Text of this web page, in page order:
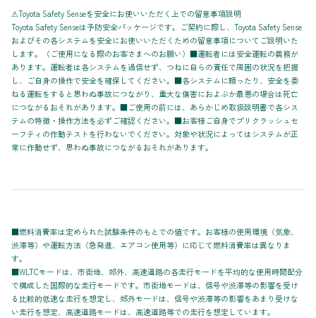
⚠Toyota Safety Senseを安全にお使いいただく上での留意事項説明
Toyota Safety Senseは予防安全パッケージです。ご契約に際し、Toyota Safety Sense
およびその各システムを安全にお使いいただくための留意事項についてご説明いた
します。（ご使用になる際のお客さまへのお願い）■運転者には安全運転の義務が
あります。運転者は各システムを過信せず、つねに自らの責任で周囲の状況を把握
し、ご自身の操作で安全を確保してください。■各システムに頼ったり、安全を委
ねる運転をすると思わぬ事故につながり、重大な傷害におよぶか最悪の場合は死亡
につながるおそれがあります。■ご使用の前には、あらかじめ取扱説明書で各シス
テムの特徴・操作方法を必ずご確認ください。■お客様ご自身でプリクラッシュセ
ーフティの作動テストを行わないでください。対象や状況によってはシステムが正
常に作動せず、思わぬ事故につながるおそれがあります。
■燃料消費率は定められた試験条件のもとでの値です。お客様の使用環境（気象、
渋滞等）や運転方法（急発進、エアコン使用等）に応じて燃料消費率は異なりま
す。
■WLTCモードは、市街地、郊外、高速道路の各走行モードを平均的な使用時間配分
で構成した国際的な走行モードです。市街地モードは、信号や渋滞等の影響を受け
る比較的低速な走行を想定し、郊外モードは、信号や渋滞等の影響をあまり受けな
い走行を想定、高速道路モードは、高速道路等での走行を想定しています。